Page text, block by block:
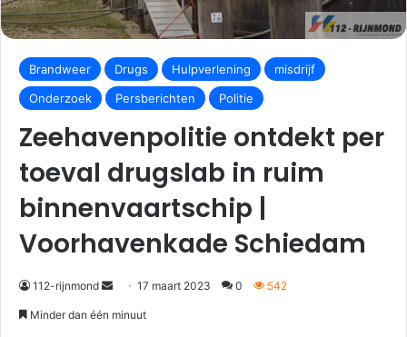
Brandweer Drugs Hulpverlening
misdrijf
Onderzoek
Persberichten Politie
Zeehavenpolitie ontdekt per
toeval drugslab in ruim
binnenvaartschip |
Voorhavenkade Schiedam
112-rijnmond 17 maart 2023 0 542
Minder dan één minuut